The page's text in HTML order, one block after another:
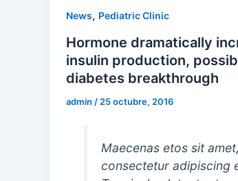
News, Pediatric Clinic
Hormone dramatically
insulin production,
diabetes breakthrough
admin / 25 octubre, 2016
Maecenas etos sit amet,
consectetur adipiscing